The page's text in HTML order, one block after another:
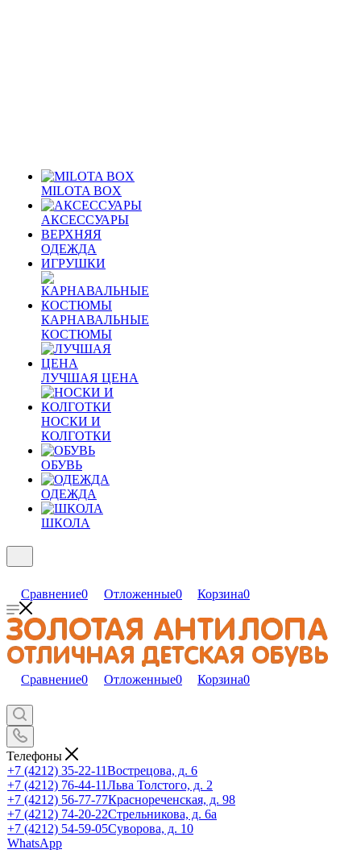
MILOTA BOX
АКСЕССУАРЫ
ВЕРХНЯЯ
ОДЕЖДА
ИГРУШКИ
КАРНАВАЛЬНЫЕ
КОСТЮМЫ
ЛУЧШАЯ ЦЕНА
НОСКИ И
КОЛГОТКИ
ОБУВЬ
ОДЕЖДА
ШКОЛА
Сравнение0 Отложенные0 Корзина0
Сравнение0 Отложенные0 Корзина0
Телефоны
+7 (4212) 35-22-11Вострецова, д. 6
+7 (4212) 76-44-11Льва Толстого, д. 2
+7 (4212) 56-77-77Краснореченская, д. 98
+7 (4212) 74-20-22Стрельникова, д. 6а
+7 (4212) 54-59-05Суворова, д. 10
WhatsApp